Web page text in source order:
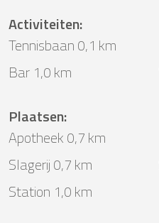
Activiteiten:
Tennisbaan 0,1 km
Bar 1,0 km
Plaatsen:
Apotheek 0,7 km
Slagerij 0,7 km
Station 1,0 km